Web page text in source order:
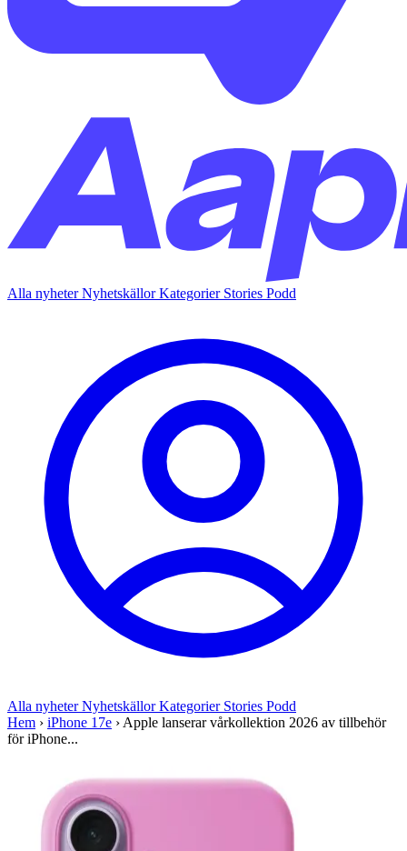
Alla nyheterNyhetskällorKategorier Stories Podd
Alla nyheterNyhetskällorKategorier Stories Podd
Hem › iPhone 17e › Apple lanserar vårkollektion 2026 av tillbehör
för iPhone...